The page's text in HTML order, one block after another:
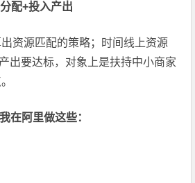
配+投入产出
资源匹配的策略；时间线上资源
出要达标，对象上是扶持中小商家
在阿里做这些：